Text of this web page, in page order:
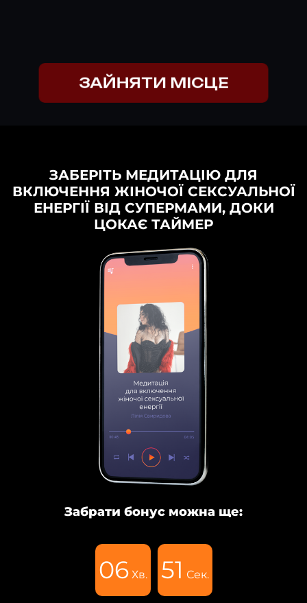
ЗАЙНЯТИ МІСЦЕ
ЗАБЕРІТЬ МЕДИТАЦІЮ ДЛЯ
ВКЛЮЧЕННЯ ЖІНОЧОЇ СЕКСУАЛЬНОЇ
ЕНЕРГІЇ ВІД СУПЕРМАМИ, ДОКИ
ЦОКАЄ ТАЙМЕР
Забрати бонус можна ще:
06 Хв. 49 Сек.